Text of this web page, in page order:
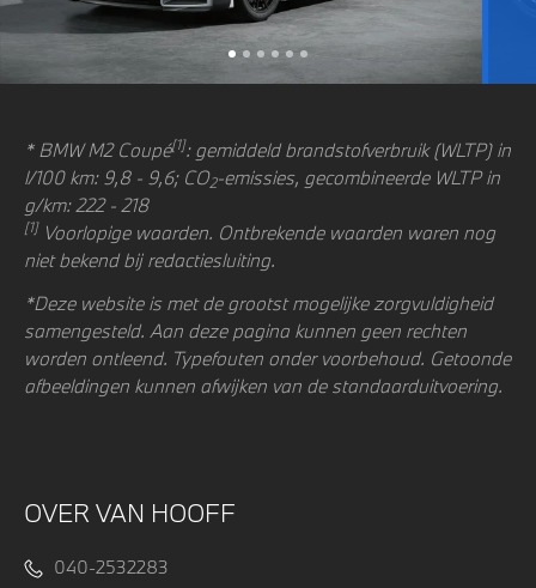
* BMW M2 Coupé[1]: gemiddeld brandstofverbruik (WLTP) in
l/100 km: 9,8 - 9,6; CO2-emissies, gecombineerde WLTP in
g/km: 222 - 218
[1]Voorlopige waarden. Ontbrekende waarden waren nog
niet bekend bij redactiesluiting.
*Deze website is met de grootst mogelijke zorgvuldigheid
samengesteld. Aan deze pagina kunnen geen rechten
worden ontleend. Typefouten onder voorbehoud. Getoonde
afbeeldingen kunnen afwijken van de standaarduitvoering.
OVER VAN HOOFF
040-2532283